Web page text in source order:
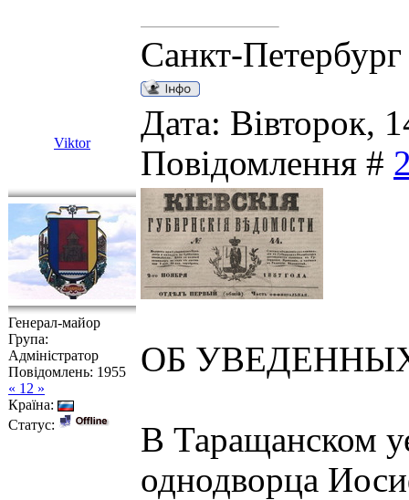
Санкт-Петербург
Viktor
Дата: Вівторок,
Повідомлення #
Генерал-майор
Група:
Адміністратор
Повідомлень: 1955
« 12 »
Країна:
Статус:
ОБ
В Таращанском
однодворца